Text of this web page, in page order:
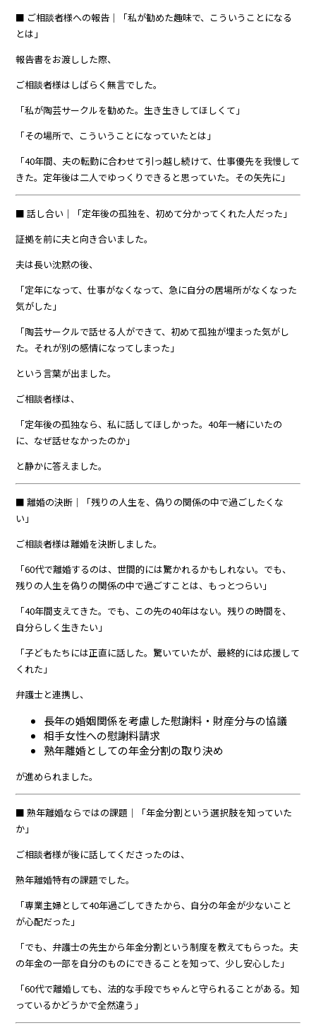
■ ご相談者様への報告｜「私が勧めた趣味で、こういうことになる
とは」
報告書をお渡しした際、
ご相談者様はしばらく無言でした。
「私が陶芸サークルを勧めた。生き生きしてほしくて」
「その場所で、こういうことになっていたとは」
「40年間、夫の転勤に合わせて引っ越し続けて、仕事優先を我慢して
きた。定年後は二人でゆっくりできると思っていた。その矢先に」
■ 話し合い｜「定年後の孤独を、初めて分かってくれた人だった」
証拠を前に夫と向き合いました。
夫は長い沈黙の後、
「定年になって、仕事がなくなって、急に自分の居場所がなくなった
気がした」
「陶芸サークルで話せる人ができて、初めて孤独が埋まった気がし
た。それが別の感情になってしまった」
という言葉が出ました。
ご相談者様は、
「定年後の孤独なら、私に話してほしかった。40年一緒にいたの
に、なぜ話せなかったのか」
と静かに答えました。
■ 離婚の決断｜「残りの人生を、偽りの関係の中で過ごしたくな
い」
ご相談者様は離婚を決断しました。
「60代で離婚するのは、世間的には驚かれるかもしれない。でも、
残りの人生を偽りの関係の中で過ごすことは、もっとつらい」
「40年間支えてきた。でも、この先の40年はない。残りの時間を、
自分らしく生きたい」
「子どもたちには正直に話した。驚いていたが、最終的には応援して
くれた」
弁護士と連携し、
長年の婚姻関係を考慮した慰謝料・財産分与の協議
相手女性への慰謝料請求
熟年離婚としての年金分割の取り決め
が進められました。
■ 熟年離婚ならではの課題｜「年金分割という選択肢を知っていた
か」
ご相談者様が後に話してくださったのは、
熟年離婚特有の課題でした。
「専業主婦として40年過ごしてきたから、自分の年金が少ないこと
が心配だった」
「でも、弁護士の先生から年金分割という制度を教えてもらった。夫
の年金の一部を自分のものにできることを知って、少し安心した」
「60代で離婚しても、法的な手段でちゃんと守られることがある。知
っているかどうかで全然違う」